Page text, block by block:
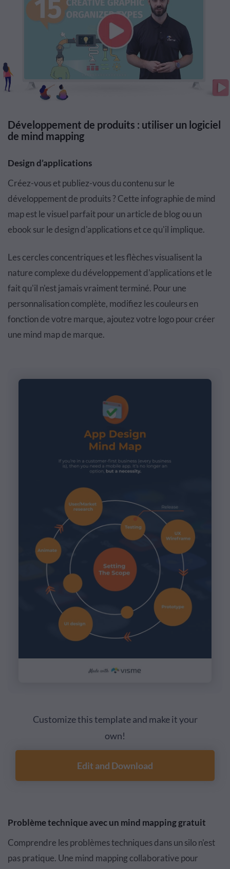
Développement de produits : utiliser un logiciel
de mind mapping
Design d’applications
Créez-vous et publiez-vous du contenu sur le
développement de produits ? Cette infographie de mind
map est le visuel parfait pour un article de blog ou un
ebook sur le design d'applications et ce qu'il implique.
Les cercles concentriques et les flèches visualisent la
nature complexe du développement d'applications et le
fait qu'il n'est jamais vraiment terminé. Pour une
personnalisation complète, modifiez les couleurs en
fonction de votre marque, ajoutez votre logo pour créer
une mind map de marque.
Customize this template and make it your
own!
Edit and Download
Problème technique avec un mind mapping gratuit
Comprendre les problèmes techniques dans un silo n'est
pas pratique. Une mind mapping collaborative pour